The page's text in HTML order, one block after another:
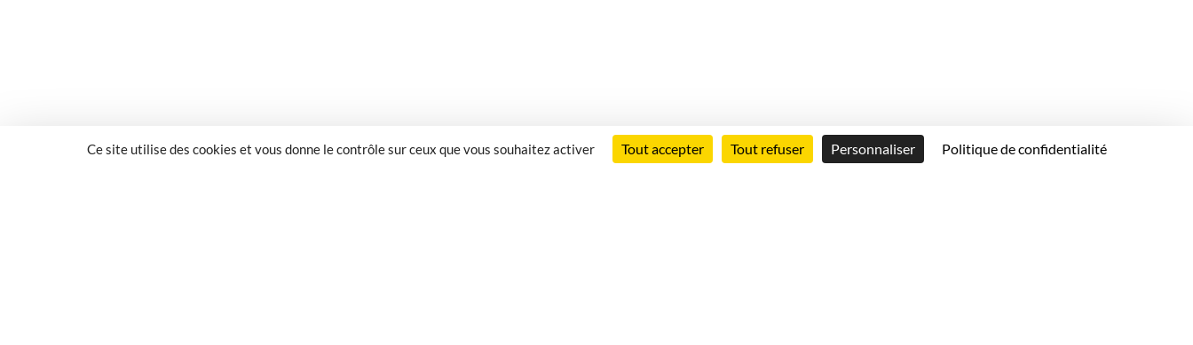
Ce site utilise des cookies et vous donne le contrôle sur ceux que vous souhaitez activer Tout accepter Tout refuser Personnaliser Politique de confidentialité